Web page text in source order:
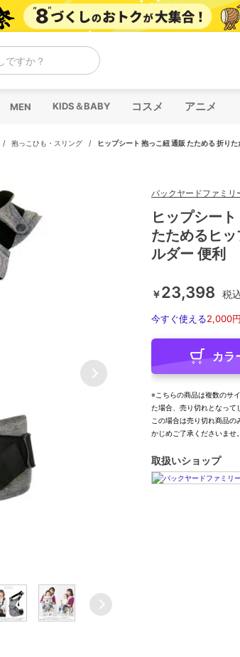
ですか？
MEN KIDS＆BABY コスメ アニメ
/ 抱っこひも・スリング / ヒップシート 抱っこ紐 通販 たためる 折り
バックヤードファミリ
ヒップシー
たためるヒ
ルダー 便利
￥23,398 税
今すぐ使える2,000円
カラ
※こちらの商品は複数のサ
た場合、売り切れとなって
この場合は売り切れ商品
かじめご了承くださいませ。
取扱いショップ